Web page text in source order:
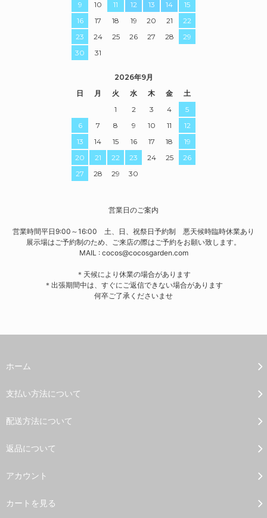
9
10 11 12 13 14
15
16
17 18 19 20 21
22
23
24 25 26 27 28
29
30
31
2026年9月
日
月 火 水 木 金
土
1
2 3 4
5
6
7 8 9 10 11
12
13
14 15 16 17 18
19
20
21 22 23 24 25
26
27
28 29 30
営業日のご案内
営業時間平日9:00～16:00 土、日、祝祭日予約制 悪天候時臨時休業あり
展示場はご予約制のため、ご来店の際はご予約をお願い致します。
MAIL : cocos@cocosgarden.com
＊天候により休業の場合があります
＊出張期間中は、すぐにご返信できない場合があります
何卒ご了承くださいませ
ホーム
支払い方法について
配送方法について
返品について
アカウント
カートを見る